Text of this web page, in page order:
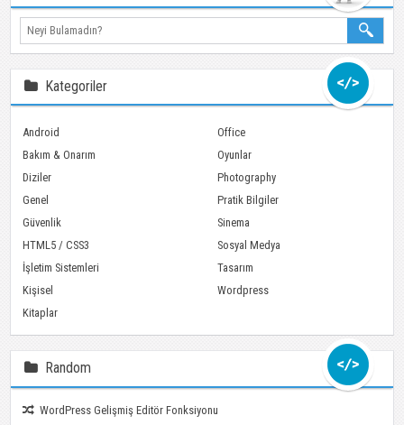
Ara
Kategoriler
Android
Bakım & Onarım
Diziler
Genel
Güvenlik
HTML5 / CSS3
İşletim Sistemleri
Kişisel
Kitaplar
Office
Oyunlar
Photography
Pratik Bilgiler
Sinema
Sosyal Medya
Tasarım
Wordpress
Random
WordPress Gelişmiş Editör Fonksiyonu